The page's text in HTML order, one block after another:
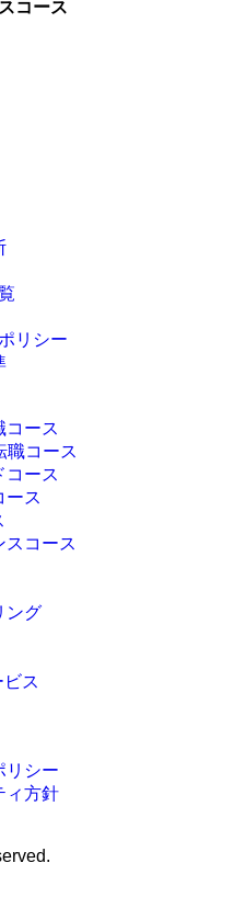
コース
リシー
コース
職コース
コース
ース
スコース
ング
ビス
リシー
ィ方針